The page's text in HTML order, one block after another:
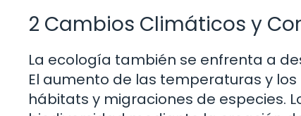
2 Cambios Climáticos y
La ecología también se enfrenta a
El aumento de las temperaturas y
hábitats y migraciones de especies.